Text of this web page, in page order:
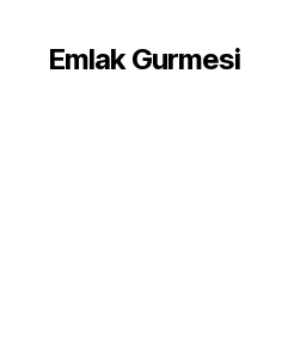
Emlak Gurmesi